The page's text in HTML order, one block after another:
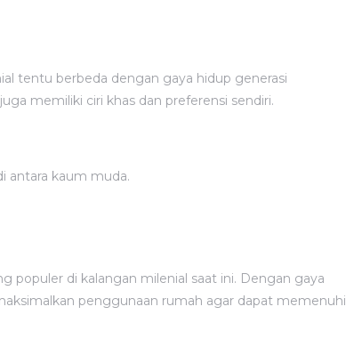
tentu berbeda dengan gaya hidup generasi
memiliki ciri khas dan preferensi sendiri.
antara kaum muda.
populer di kalangan milenial saat ini. Dengan gaya
penggunaan rumah agar dapat memenuhi